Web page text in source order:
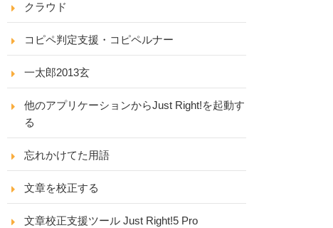
クラウド
コピペ判定支援・コピペルナー
一太郎2013玄
他のアプリケーションからJust Right!を起動す
る
忘れかけてた用語
文章を校正する
文章校正支援ツール Just Right!5 Pro